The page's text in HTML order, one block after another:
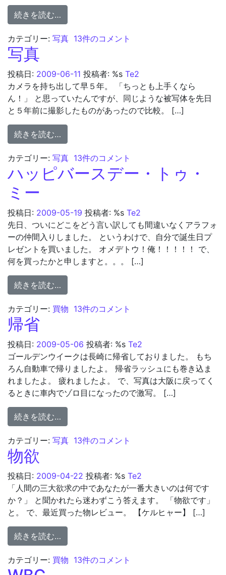
続きを読む…
カテゴリー: 写真 ホタル への
13件のコメント
写真
投稿日: 2009-06-11 投稿者: %s Te2
カメラを持ち出して早５年。 「ちっとも上手くなら
ん！」 と思っていたんですが、同じような被写体を先日
と５年前に撮影したものがあったので比較。 […]
続きを読む…
カテゴリー: 写真 写真 への
13件のコメント
ハッピバースデー・トゥ・
ミー
投稿日: 2009-05-19 投稿者: %s Te2
先日、ついにどこをどう言い訳しても間違いなくアラフォ
ーの仲間入りしました。 というわけで、自分で誕生日プ
レゼントを買いました。 オメデトウ！俺！！！！！ で、
何を買ったかと申しますと。。。 […]
続きを読む…
カテゴリー: 買物 ハッピバースデー・トゥ・ミー への
13件のコメント
帰省
投稿日: 2009-05-06 投稿者: %s Te2
ゴールデンウイークは長崎に帰省しておりました。 もち
ろん自動車で帰りましたよ。 帰省ラッシュにも巻き込ま
れましたよ。 疲れましたよ。 で、写真は大阪に戻ってく
るときに車内でゾロ目になったので激写。 […]
続きを読む…
カテゴリー: 写真 帰省 への
13件のコメント
物欲
投稿日: 2009-04-22 投稿者: %s Te2
「人間の三大欲求の中であなたが一番大きいのは何です
か？」 と聞かれたら迷わずこう答えます。 「物欲です」
と。 で、最近買った物レビュー。 【ケルヒャー】 […]
続きを読む…
カテゴリー: 買物 物欲 への
13件のコメント